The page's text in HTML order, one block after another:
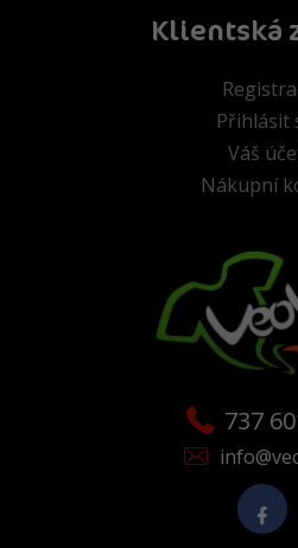
Klientská
Přihlásit
Váš
Nákupní
737